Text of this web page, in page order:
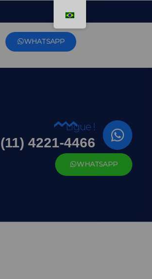
WHATSAPP
Ligue !
(11) 4221-4466
WHATSAPP